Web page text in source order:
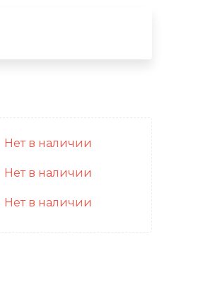
Нет в наличии
Нет в наличии
Нет в наличии